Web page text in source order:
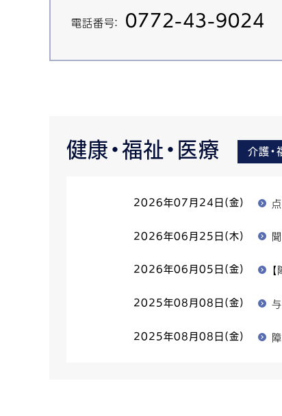
電話番号： 0772-43-9024
健康・福祉・医療 介護・
2026年07月24日(金)
2026年06月25日(木)
2026年06月05日(金)
2025年08月08日(金)
2025年08月08日(金)